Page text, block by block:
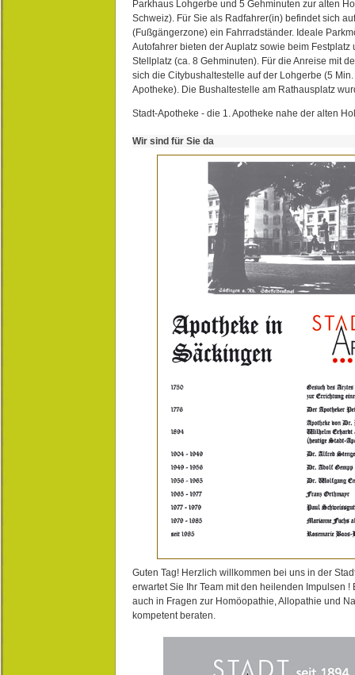
Parkhaus Lohgerbe und 5 Gehminuten zur alten
Schweiz). Für Sie als Radfahrer(in) befindet sich
(Fußgängerzone) ein Fahrradständer. Ideale
Autofahrer bieten der Auplatz sowie beim Festplatz
Stellplatz (ca. 8 Gehminuten). Für die Anreise mit
sich die Citybushaltestelle auf der Lohgerbe (5
Apotheke). Die Bushaltestelle am Rathausplatz
Stadt-Apotheke - die 1. Apotheke nahe der alten
Wir sind für Sie da
Guten Tag! Herzlich willkommen bei uns in der
erwartet Sie Ihr Team mit den heilenden Impulsen !
auch in Fragen zur Homöopathie, Allopathie und
kompetent beraten.